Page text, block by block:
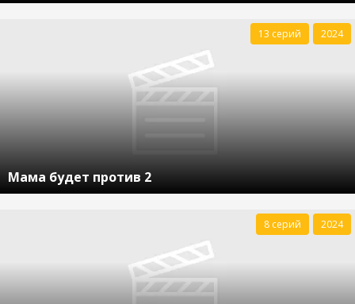
Мама будет против 2
13 серий 2024
8 серий 2024